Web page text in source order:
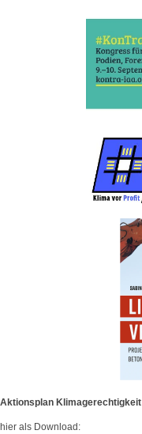
Aktionsplan Klimagerechtigkeit
hier als Download: